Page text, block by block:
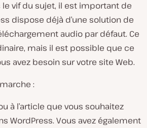
le vif du sujet, il est important de
dispose déjà d’une solution de
audio par défaut. Ce
mais il est possible que ce
avez besoin sur votre site Web.
:
à l’article que vous souhaitez
WordPress. Vous avez également